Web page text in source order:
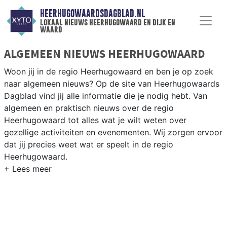
HEERHUGOWAARDSDAGBLAD.NL
lokaal nieuws heerhugowaard en dijk en
waard
ALGEMEEN NIEUWS HEERHUGOWAARD
Woon jij in de regio Heerhugowaard en ben je op zoek
naar algemeen nieuws? Op de site van Heerhugowaards
Dagblad vind jij alle informatie die je nodig hebt. Van
algemeen en praktisch nieuws over de regio
Heerhugowaard tot alles wat je wilt weten over
gezellige activiteiten en evenementen. Wij zorgen ervoor
dat jij precies weet wat er speelt in de regio
Heerhugowaard.